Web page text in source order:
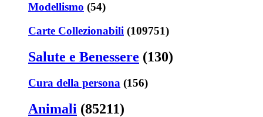
Modellismo (54)
Carte Collezionabili (109751)
Salute e Benessere (130)
Cura della persona (156)
Animali (85211)